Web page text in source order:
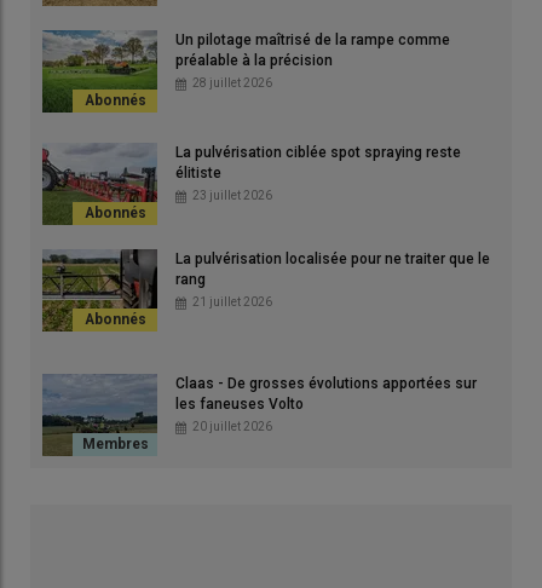
Un pilotage maîtrisé de la rampe comme
préalable à la précision
28 juillet 2026
La pulvérisation ciblée spot spraying reste
élitiste
23 juillet 2026
La pulvérisation localisée pour ne traiter que le
rang
21 juillet 2026
Claas - De grosses évolutions apportées sur
les faneuses Volto
20 juillet 2026